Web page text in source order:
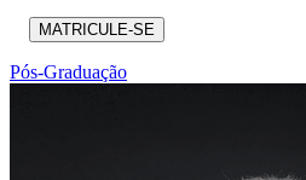
MATRICULE-SE
Pós-Graduação